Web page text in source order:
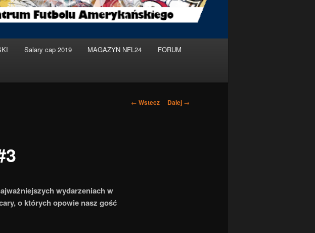
Salary cap 2019 MAGAZYN NFL24 FORUM
Nawigacja
← Wstecz Dalej →
wydarzeniach w
o których opowie nasz gość